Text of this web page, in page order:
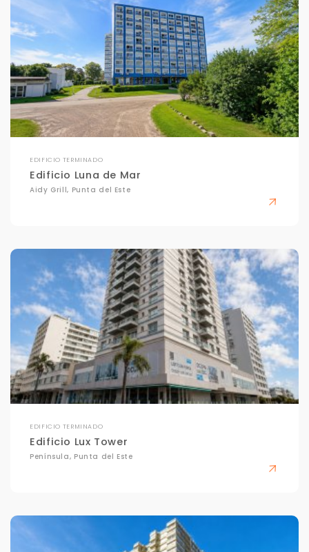
EDIFICIO TERMINADO
Edificio Luna de Mar
Aidy Grill, Punta del Este
EDIFICIO TERMINADO
Edificio Lux Tower
Península, Punta del Este